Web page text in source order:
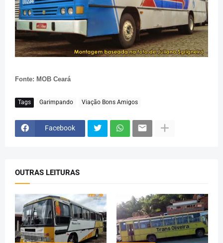
Fonte: MOB Ceará
Tags Garimpando Viação Bons Amigos
Facebook
OUTRAS LEITURAS